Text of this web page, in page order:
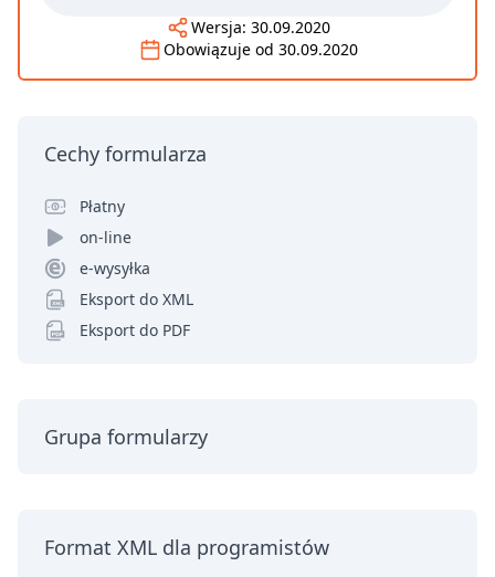
Wersja: 30.09.2020
Obowiązuje od 30.09.2020
Cechy formularza
Płatny
on-line
e-wysyłka
Eksport do XML
Eksport do PDF
Grupa formularzy
Format XML dla programistów